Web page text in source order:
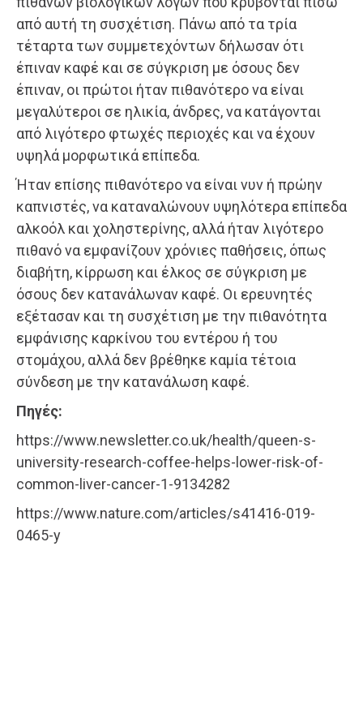
από αυτή τη συσχέτιση. Πάνω από τα τρία
τέταρτα των συμμετεχόντων δήλωσαν ότι
έπιναν καφέ και σε σύγκριση με όσους δεν
έπιναν, οι πρώτοι ήταν πιθανότερο να είναι
μεγαλύτεροι σε ηλικία, άνδρες, να κατάγονται
από λιγότερο φτωχές περιοχές και να έχουν
υψηλά μορφωτικά επίπεδα.
Ήταν επίσης πιθανότερο να είναι νυν ή πρώην
καπνιστές, να καταναλώνουν υψηλότερα επίπεδα
αλκοόλ και χοληστερίνης, αλλά ήταν λιγότερο
πιθανό να εμφανίζουν χρόνιες παθήσεις, όπως
διαβήτη, κίρρωση και έλκος σε σύγκριση με
όσους δεν κατανάλωναν καφέ. Οι ερευνητές
εξέτασαν και τη συσχέτιση με την πιθανότητα
εμφάνισης καρκίνου του εντέρου ή του
στομάχου, αλλά δεν βρέθηκε καμία τέτοια
σύνδεση με την κατανάλωση καφέ.
Πηγές:
https://www.newsletter.co.uk/health/queen-s-
university-research-coffee-helps-lower-risk-of-
common-liver-cancer-1-9134282
https://www.nature.com/articles/s41416-019-
0465-y